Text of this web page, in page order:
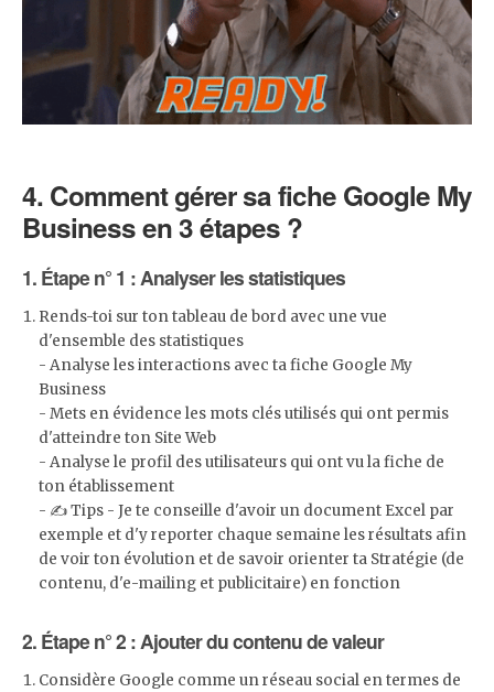
4. Comment gérer sa fiche Google My
Business en 3 étapes ?
1. Étape n° 1 : Analyser les statistiques
Rends-toi sur ton tableau de bord avec une vue
d'ensemble des statistiques
- Analyse les interactions avec ta fiche Google My
Business
- Mets en évidence les mots clés utilisés qui ont permis
d'atteindre ton Site Web
- Analyse le profil des utilisateurs qui ont vu la fiche de
ton établissement
- ✍️ Tips - Je te conseille d'avoir un document Excel par
exemple et d'y reporter chaque semaine les résultats afin
de voir ton évolution et de savoir orienter ta Stratégie (de
contenu, d'e-mailing et publicitaire) en fonction
2. Étape n° 2 : Ajouter du contenu de valeur
Considère Google comme un réseau social en termes de